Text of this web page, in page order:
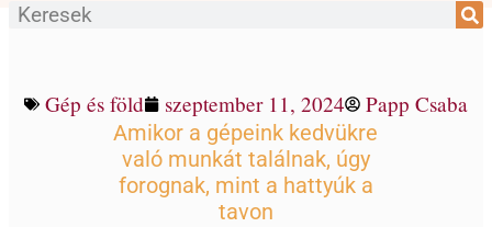
Gép és föld szeptember 11, 2024 Papp Csaba
Amikor a gépeink kedvükre
való munkát találnak, úgy
forognak, mint a hattyúk a
tavon